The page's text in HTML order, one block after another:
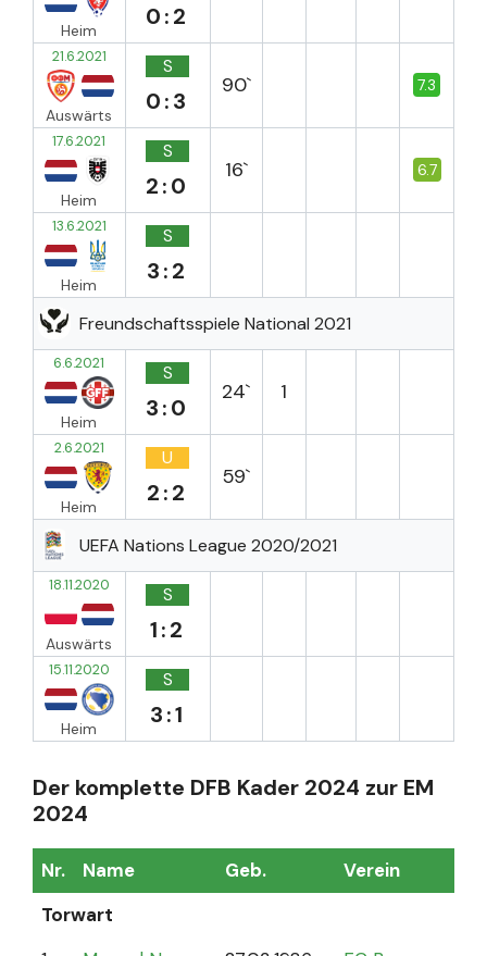
Heim 0:2
21.6.2021
Auswärts
S
0:3
90` 7.3
17.6.2021
Heim
S
2:0
16` 6.7
13.6.2021
Heim
S
3:2
Freundschaftsspiele National 2021
6.6.2021
Heim
S
3:0
24` 1
2.6.2021
Heim
U
2:2
59`
UEFA Nations League 2020/2021
18.11.2020
Auswärts
S
1:2
15.11.2020
Heim
S
3:1
Der komplette DFB Kader 2024 zur EM
2024
Nr. Name Geb. Verein
Torwart